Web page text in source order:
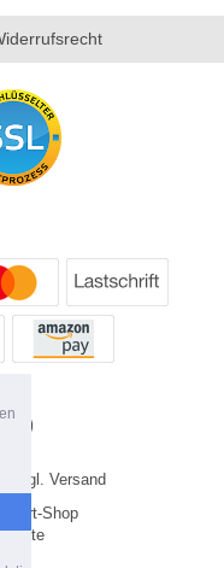
zzgl. Versand
Shop